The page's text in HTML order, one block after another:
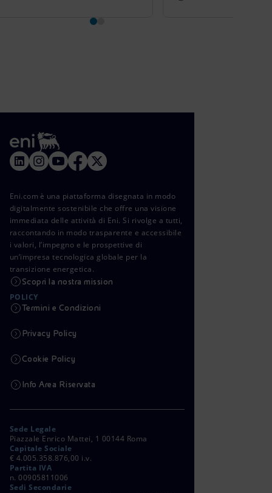
Eni.com è una piattaforma disegnata in modo
digitalmente sostenibile che offre una visione
immediata delle attività di Eni. Si rivolge a tutti,
raccontando in modo trasparente e accessibile
i valori, l’impegno e le prospettive di
un’impresa tecnologica globale per la
transizione energetica.
Scopri la nostra mission
POLICY
Termini e Condizioni
Privacy Policy
Cookie Policy
Info Area Riservata
Sede Legale
Piazzale Enrico Mattei, 1 00144 Roma
Capitale Sociale
€ 4.005.358.876,00 i.v.
Partita IVA
n. 00905811006
Sedi Secondarie